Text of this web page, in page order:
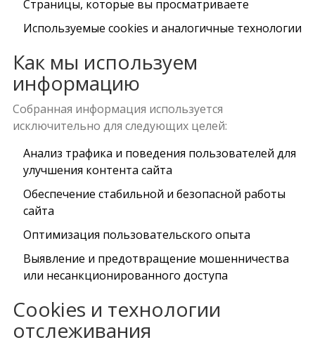
Страницы, которые вы просматриваете
Используемые cookies и аналогичные технологии
Как мы используем
информацию
Собранная информация используется
исключительно для следующих целей:
Анализ трафика и поведения пользователей для
улучшения контента сайта
Обеспечение стабильной и безопасной работы
сайта
Оптимизация пользовательского опыта
Выявление и предотвращение мошенничества
или несанкционированного доступа
Cookies и технологии
отслеживания